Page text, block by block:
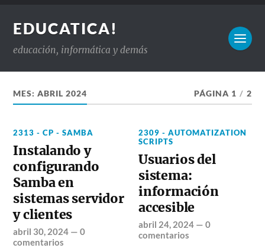
EDUCATICA!
educación, informática y demás
MES:ABRIL 2024 PÁGINA 1 / 2
2313 - CP - SAMBA
Instalando y
configurando
Samba en
sistemas servidor
y clientes
abril 30, 2024 —0
comentarios
2309 - AUTOMATIZATION
SCRIPTS
Usuarios del
sistema:
información
accesible
abril 24, 2024 —0
comentarios